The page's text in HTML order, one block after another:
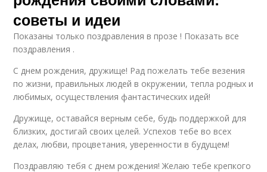
советы и идеи
Показаны только поздравления в прозе ! Показать все
поздравления .
С днем рождения, дружище! Рад пожелать тебе везения
по жизни, правильных людей в окружении, тепла родных и
любимых, осуществления фантастических идей!
Дружище, оставайся верным себе, будь поддержкой для
близких, достигай своих целей. Успехов тебе во всех
делах, любви, процветания, уверенности в будущем!
Поздравляю тебя с днем рождения! Желаю тебе крепкого